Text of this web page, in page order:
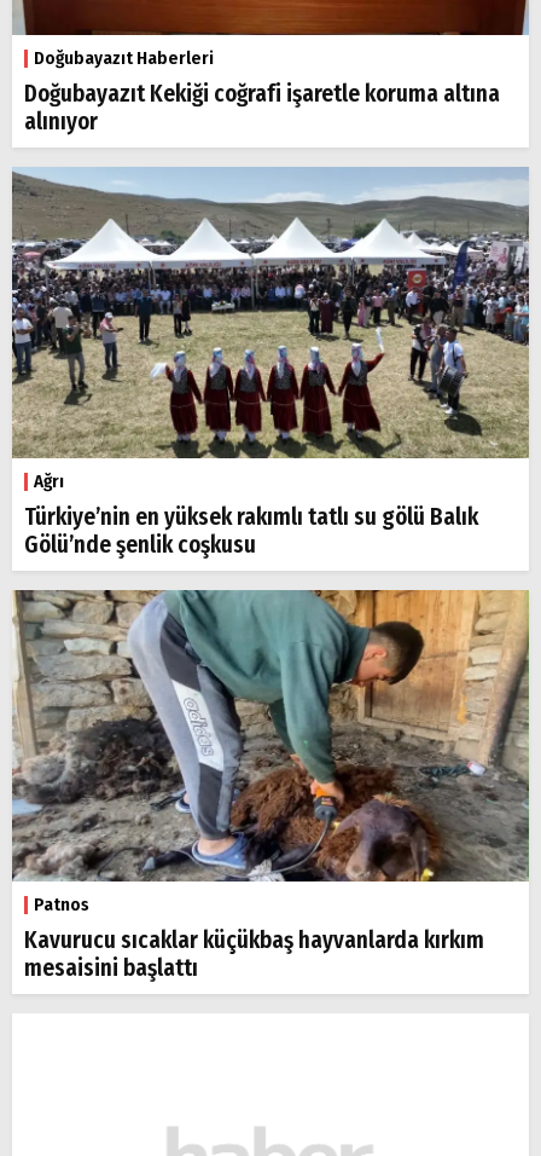
Doğubayazıt Haberleri
Doğubayazıt Kekiği coğrafi işaretle koruma altına
alınıyor
Ağrı
Türkiye’nin en yüksek rakımlı tatlı su gölü Balık
Gölü’nde şenlik coşkusu
Patnos
Kavurucu sıcaklar küçükbaş hayvanlarda kırkım
mesaisini başlattı